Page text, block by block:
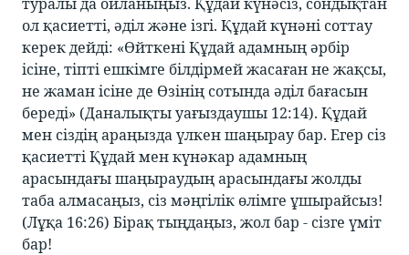
ол қасиетті, әділ және ізгі. Құдай күнәні соттау
керек дейді: «Өйткені Құдай адамның әрбір
ісіне, тіпті ешкімге білдірмей жасаған не жақсы,
не жаман ісіне де Өзінің сотында әділ бағасын
береді» (Даналықты уағыздаушы 12:14). Құдай
мен сіздің араңызда үлкен шаңырау бар. Егер сіз
қасиетті Құдай мен күнәкар адамның
арасындағы шаңыраудың арасындағы жолды
таба алмасаңыз, сіз мәңгілік өлімге ұшырайсыз!
(Лұқа 16:26) Бірақ тыңдаңыз, жол бар - сізге үміт
бар!